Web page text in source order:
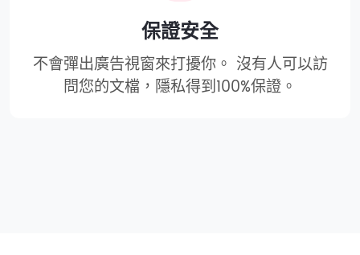
保證安全
不會彈出廣告視窗來打擾你。 沒有人可以訪
問您的文檔，隱私得到100%保證。